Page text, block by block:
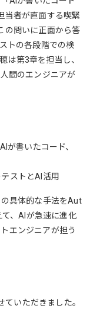
当者が直面する喫緊
の問いに正面から答
トの各段階での検
は第3章を担当し、
間のエンジニアが
が書いたコード、
ストとAI活用
具体的な手法をAut
、AIが急速に進化
エンジニアが担う
いただきました。